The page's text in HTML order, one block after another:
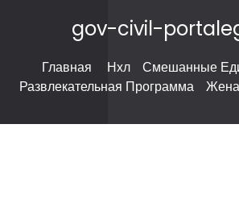
gov-civil-
Главная Нхл
Смешанные
Развлекательная Программа